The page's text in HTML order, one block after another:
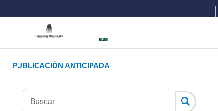
PUBLICACIÓN ANTICIPADA